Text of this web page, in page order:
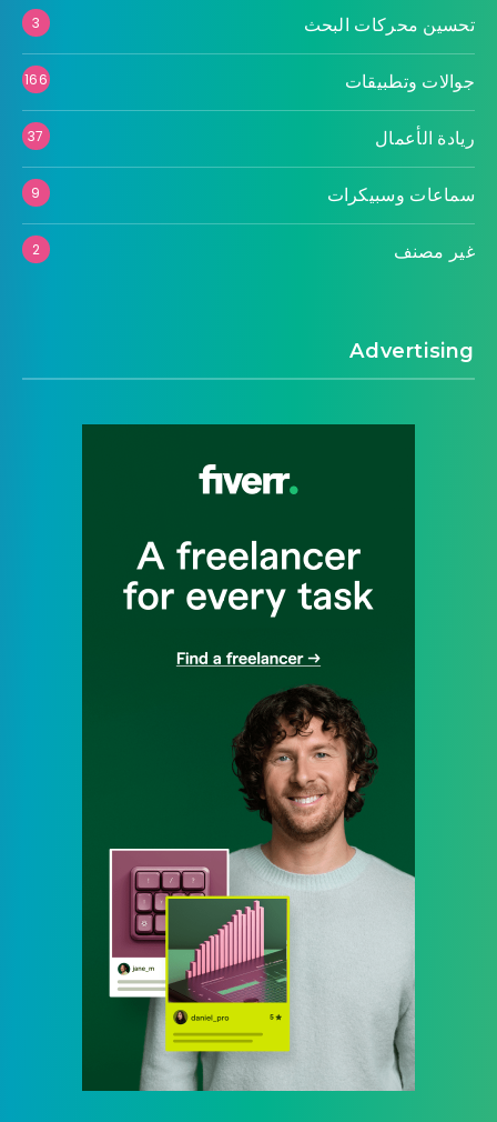
تحسين محركات البحث 3
جوالات وتطبيقات 166
ريادة الأعمال 37
سماعات وسبيكرات 9
غير مصنف 2
Advertising